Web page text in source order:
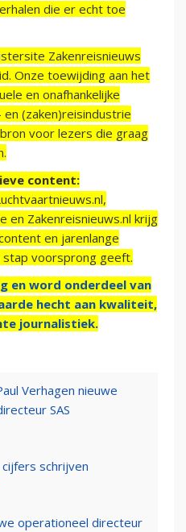
die er echt toe
Zakenreisnieuws
Onze toewijding aan het
en onafhankelijke
(zaken)reisindustrie
voor lezers die graag
content:
en Zakenreisnieuws.nl krijg
en jarenlange
voorsprong geeft.
en word onderdeel van
hecht aan kwaliteit,
journalistiek.
Verhagen nieuwe
SAS
schrijven
operationeel directeur